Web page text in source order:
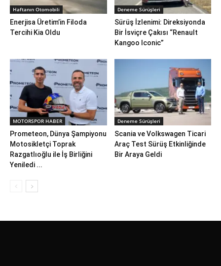
Haftanın Otomobili
Enerjisa Üretim’in Filoda
Tercihi Kia Oldu
Deneme Sürüşleri
Sürüş İzlenimi: Direksiyonda
Bir İsviçre Çakısı “Renault
Kangoo Iconic”
MOTORSPOR HABER
Prometeon, Dünya Şampiyonu
Motosikletçi Toprak
Razgatlıoğlu ile İş Birliğini
Yeniledi ...
Deneme Sürüşleri
Scania ve Volkswagen Ticari
Araç Test Sürüş Etkinliğinde
Bir Araya Geldi